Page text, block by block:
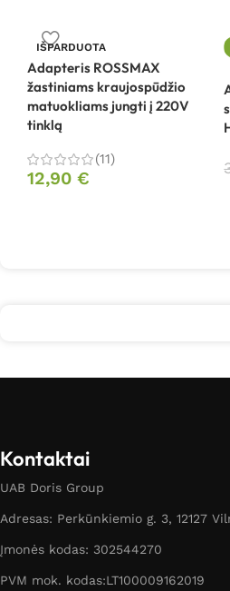
IŠPARDUOTA
Adapteris ROSSMAX
žastiniams kraujospūdžio
matuokliams jungti į 220V
tinklą
(11)
12,90 €
Kontaktai
UAB Doris Group
Adresas: Perkūnkiemio g. 3, 12127
Įmonės kodas: 302544270
PVM mok. kodas:LT100009162019